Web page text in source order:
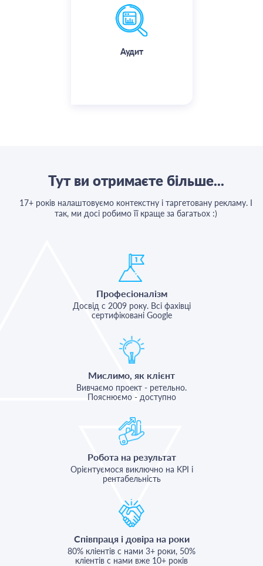
Аудит
фахівцями. Надається детальний
звіт та рекомендації.
Тут ви отримаєте більше...
17+ років налаштовуємо контекстну і таргетовану рекламу. І
так, ми досі робимо її краще за багатьох :)
Професіоналізм
Досвід с 2009 року. Всі фахівці
сертифіковані Google
Мислимо, як клієнт
Вивчаємо проект - ретельно.
Пояснюємо - доступно
Робота на результат
Орієнтуємося виключно на KPI і
рентабельність
Співпраця і довіра на роки
80% кліентів с нами 3+ роки, 50%
кліентів с нами вже 10+ років